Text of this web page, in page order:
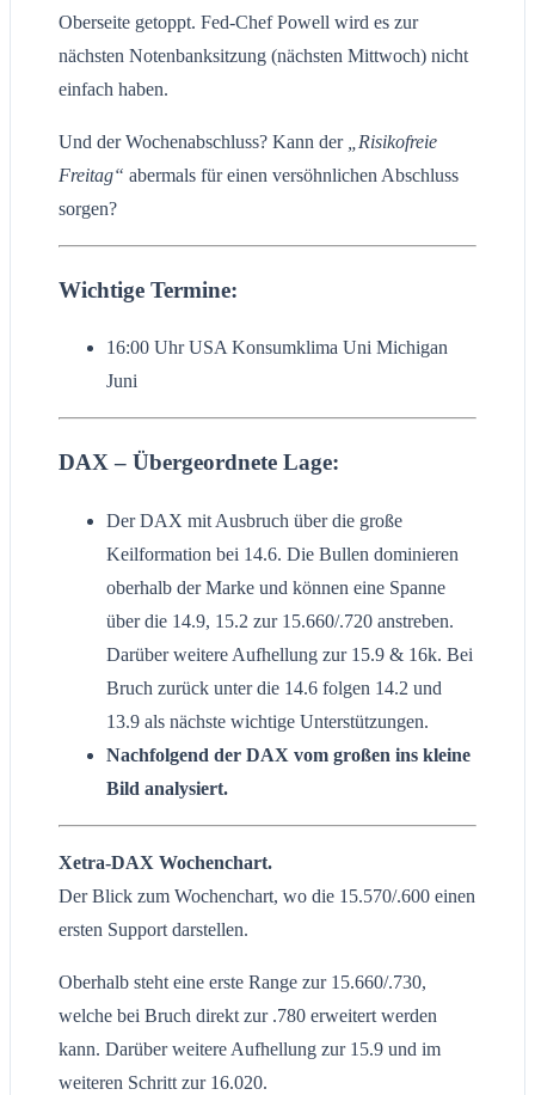
Oberseite getoppt. Fed-Chef Powell wird es zur
nächsten Notenbanksitzung (nächsten Mittwoch) nicht
einfach haben.
Und der Wochenabschluss? Kann der
„Risikofreie
Freitag“ abermals für einen versöhnlichen Abschluss
sorgen?
Wichtige Termine:
16:00 Uhr USA Konsumklima Uni Michigan
Juni
DAX – Übergeordnete Lage:
Der DAX mit Ausbruch über die große
Keilformation bei 14.6. Die Bullen dominieren
oberhalb der Marke und können eine Spanne
über die 14.9, 15.2 zur 15.660/.720 anstreben.
Darüber weitere Aufhellung zur 15.9 & 16k. Bei
Bruch zurück unter die 14.6 folgen 14.2 und
13.9 als nächste wichtige Unterstützungen.
Nachfolgend der DAX vom großen ins kleine
Bild analysiert.
Xetra-DAX Wochenchart.
Der Blick zum Wochenchart, wo die 15.570/.600 einen
ersten Support darstellen.
Oberhalb steht eine erste Range zur 15.660/.730,
welche bei Bruch direkt zur .780 erweitert werden
kann. Darüber weitere Aufhellung zur 15.9 und im
weiteren Schritt zur 16.020.